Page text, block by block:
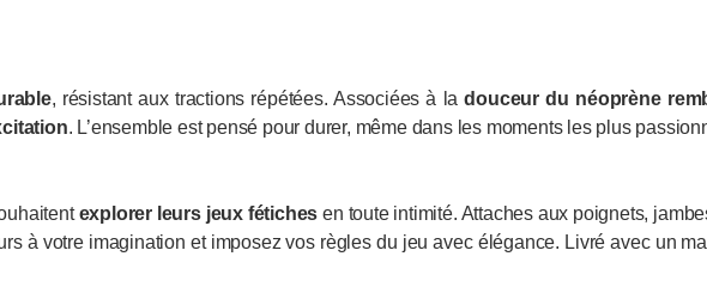
, résistant aux tractions répétées. Associées à ladouceur du néoprène
. L’ensemble est pensé pour durer, même dans les moments les plus
explorer leurs jeux fétiches en toute intimité. Attaches aux poignets,
à votre imagination et imposez vos règles du jeu avec élégance. Livré avec un